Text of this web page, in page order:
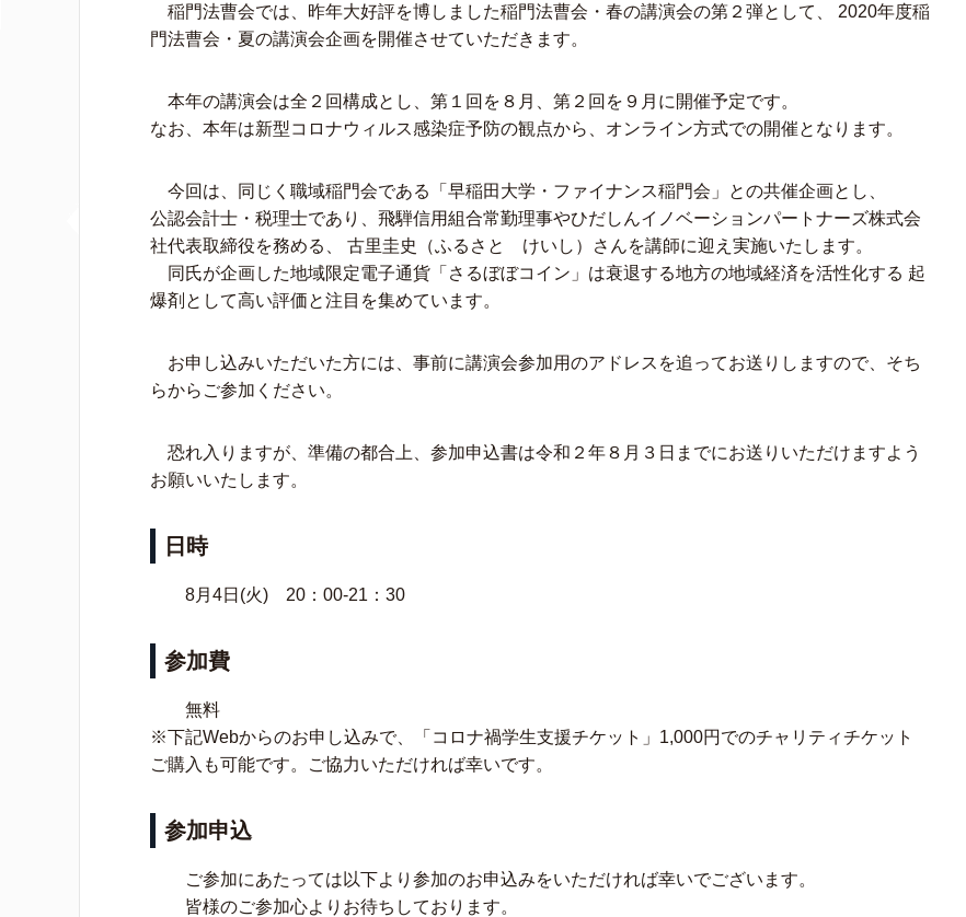
稲⾨法曹会では、昨年⼤好評を博しました稲⾨法曹会・春の講演会の第２弾として、 2020年度稲
⾨法曹会・夏の講演会企画を開催させていただきます。
本年の講演会は全２回構成とし、第１回を８⽉、第２回を９⽉に開催予定です。
なお、本年は新型コロナウィルス感染症予防の観点から、オンライン⽅式での開催となります。
今回は、同じく職域稲⾨会である「早稲⽥⼤学・ファイナンス稲⾨会」との共催企画とし、
公認会計⼠・税理⼠であり、⾶騨信⽤組合常勤理事やひだしんイノベーションパートナーズ株式会
社代表取締役を務める、 古⾥圭史（ふるさと けいし）さんを講師に迎え実施いたします。
同⽒が企画した地域限定電⼦通貨「さるぼぼコイン」は衰退する地⽅の地域経済を活性化する 起
爆剤として⾼い評価と注⽬を集めています。
お申し込みいただいた方には、事前に講演会参加⽤のアドレスを追ってお送りしますので、そち
らからご参加ください。
恐れ入りますが、準備の都合上、参加申込書は令和２年８⽉３⽇までにお送りいただけますよう
お願いいたします。
日時
8月4日(火) 20：00-21：30
参加費
無料
※下記Webからのお申し込みで、「コロナ禍学生支援チケット」1,000円でのチャリティチケット
ご購入も可能です。ご協力いただければ幸いです。
参加申込
ご参加にあたっては以下より参加のお申込みをいただければ幸いでございます。
皆様のご参加心よりお待ちしております。